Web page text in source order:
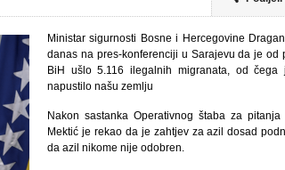
Ministar sigurnosti Bosne i Hercegovine
danas na pres-konferenciji u Sarajevu da je od
BiH ušlo 5.116 ilegalnih migranata, od
napustilo našu zemlju
Nakon sastanka Operativnog štaba za
Mektić je rekao da je zahtjev za azil dosad
da azil nikome nije odobren.